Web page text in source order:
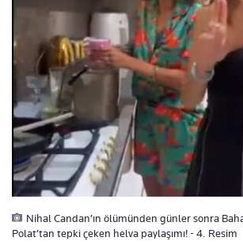
Nihal Candan’ın ölümünden günler sonra
Polat’tan tepki çeken helva paylaşımı! - 4. Resim